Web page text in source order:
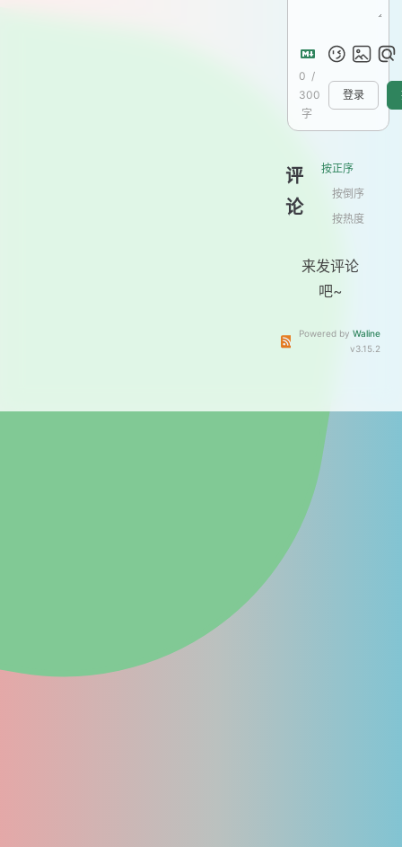
0 /
300
字
登录
评
论
按正序
按倒序
按热度
来发评论
吧~
订阅本文评论
Powered by Waline
v3.15.2